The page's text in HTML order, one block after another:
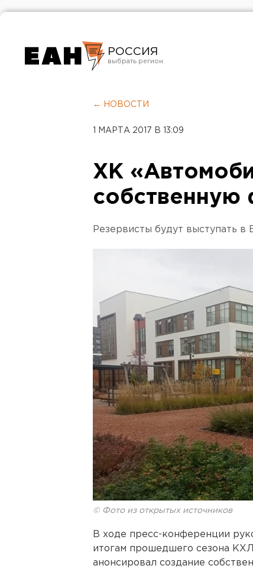
РОССИЯ
Челябинск
← НОВОСТИ
1 МАРТА 2017 В 13:09
ХК
собственную
Резервисты будут выступать в
© Фото из открытых источников
В ходе пресс-конференции
итогам прошедшего сезона
анонсировал создание